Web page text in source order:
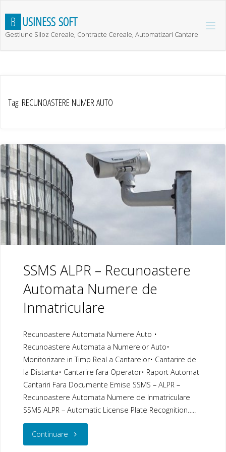
content
B USINESS SOFT
Gestiune Siloz Cereale, Contracte Cereale, Automatizari Cantare
Tag: RECUNOASTERE NUMER AUTO
SSMS ALPR – Recunoastere
Automata Numere de
Inmatriculare
Recunoastere Automata Numere Auto •
Recunoastere Automata a Numerelor Auto•
Monitorizare in Timp Real a Cantarelor• Cantarire de
la Distanta• Cantarire fara Operator• Raport Automat
Cantariri Fara Documente Emise SSMS – ALPR –
Recunoastere Automata Numere de Inmatriculare
SSMS ALPR – Automatic License Plate Recognition…..
Continuare"SSMS